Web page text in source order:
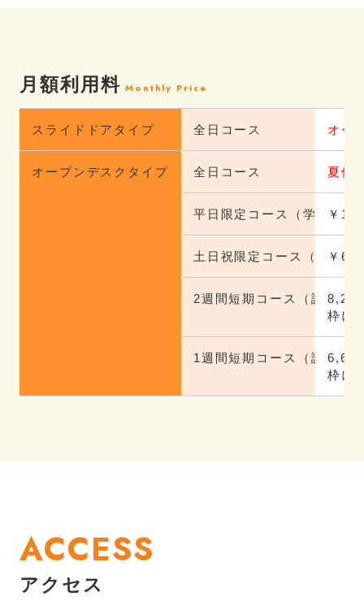
月額利用料 Monthly Price
スライドドアタイプ 全日コース オー
オープンデスクタイプ 全日コース 夏休
平日限定コース（学校・仕
￥
土日祝限定コース（休日の
￥
2週間短期コース（試験前
枠に
1週間短期コース（試験前
枠に
ACCESS
アクセス